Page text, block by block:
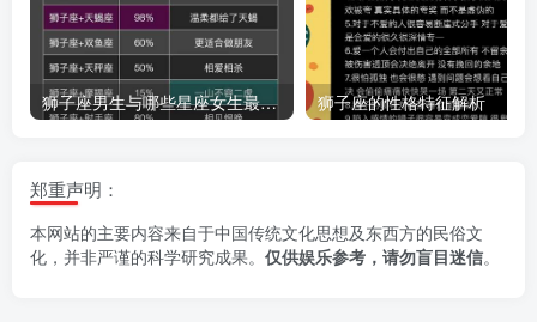
狮子座男生与哪些星座女生最般配 狮子座的性格特征解析
郑重声明：
本网站的主要内容来自于中国传统文化思想及东西方的民俗文
化，并非严谨的科学研究成果。 仅供娱乐参考，请勿盲目迷信。